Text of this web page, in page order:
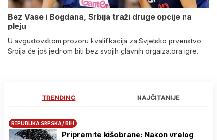
Bez Vase i Bogdana, Srbija traži druge opcije na
pleju
U avgustovskom prozoru kvalifikacija za Svjetsko prvenstvo
Srbija će još jednom biti bez svojih glavnih orgaizatora igre.
TRENDING NAJČITANIJE
REPUBLIKA SRPSKA / BIH
Pripremite kišobrane: Nakon vrelog